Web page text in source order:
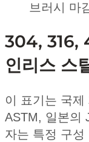
브러시 마
304, 316,
인리스 스
이 표기는 국제
ASTM, 일본의
자는 특정 구